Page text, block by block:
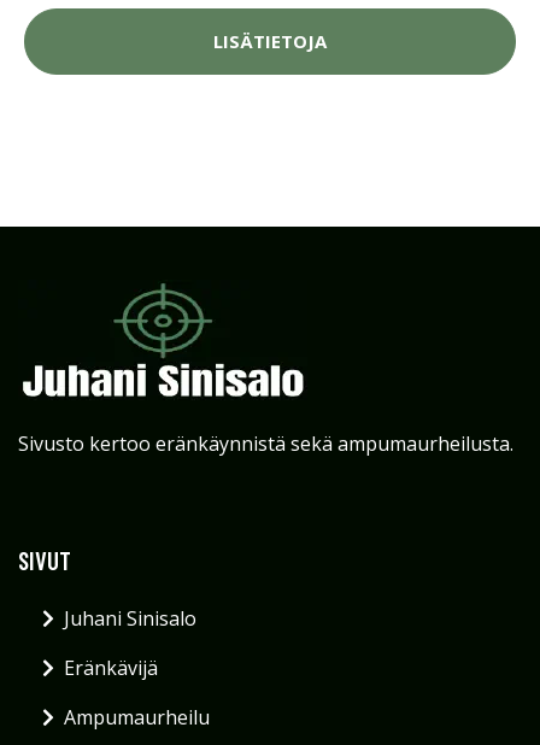
LISÄTIETOJA
Sivusto kertoo eränkäynnistä sekä ampumaurheilusta.
SIVUT
Juhani Sinisalo
Eränkävijä
Ampumaurheilu